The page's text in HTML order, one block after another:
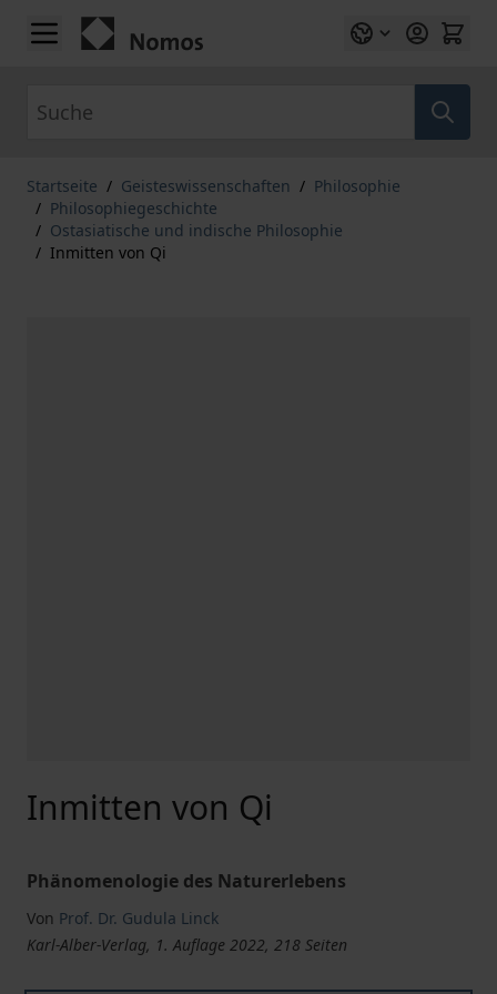
Zum Inhalt springen
Startseite / Geisteswissenschaften / Philosophie
/ Philosophiegeschichte
/ Ostasiatische und indische Philosophie
/ Inmitten von Qi
Inmitten von Qi
Phänomenologie des Naturerlebens
Von Prof. Dr. Gudula Linck
Karl-Alber-Verlag, 1. Auflage 2022, 218 Seiten